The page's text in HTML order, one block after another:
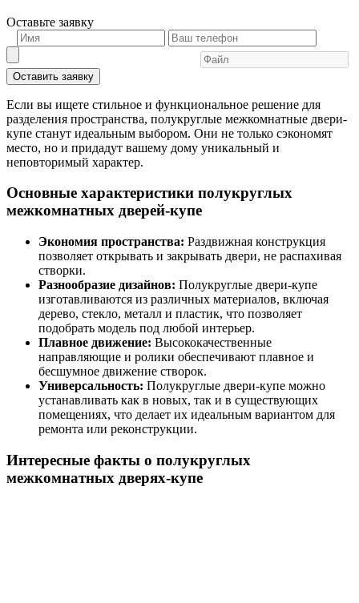
Оставьте заявку
Оставить заявку
Если вы ищете стильное и функциональное решение для
разделения пространства, полукруглые межкомнатные двери-
купе станут идеальным выбором. Они не только сэкономят
место, но и придадут вашему дому уникальный и
неповторимый характер.
Основные характеристики полукруглых
межкомнатных дверей-купе
Экономия пространства: Раздвижная конструкция
позволяет открывать и закрывать двери, не распахивая
створки.
Разнообразие дизайнов: Полукруглые двери-купе
изготавливаются из различных материалов, включая
дерево, стекло, металл и пластик, что позволяет
подобрать модель под любой интерьер.
Плавное движение: Высококачественные
направляющие и ролики обеспечивают плавное и
бесшумное движение створок.
Универсальность: Полукруглые двери-купе можно
устанавливать как в новых, так и в существующих
помещениях, что делает их идеальным вариантом для
ремонта или реконструкции.
Интересные факты о полукруглых
межкомнатных дверях-купе